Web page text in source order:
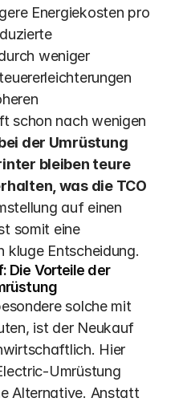
Energiekosten pro
weniger
schon nach wenigen
der Umrüstung
bleiben teure
was die TCO
auf einen
somit eine
Entscheidung.
Die Vorteile der
solche mit
ist der Neukauf
Hier
Umrüstung
Alternative. Anstatt